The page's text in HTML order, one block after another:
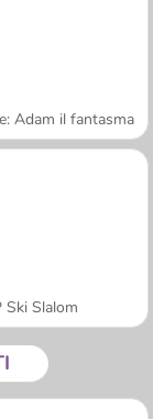
Adam il fantasma
Ski Slalom